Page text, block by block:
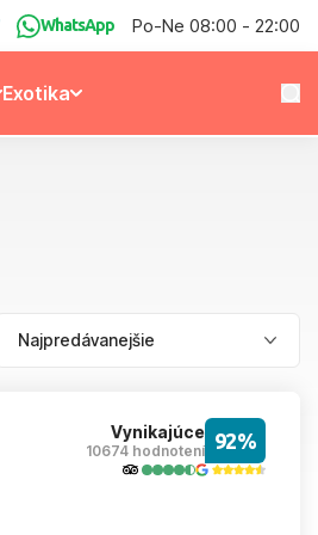
WhatsApp Po-Ne 08:00 - 22:00
Exotika
Vynikajúce
10674 hodnotení 92%